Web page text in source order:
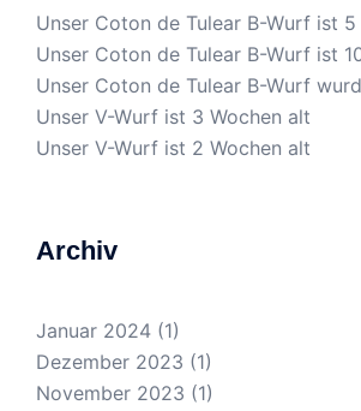
Unser Coton de Tulear B-Wurf ist 5
Unser Coton de Tulear B-Wurf ist
Unser Coton de Tulear B-Wurf
Unser V-Wurf ist 3 Wochen alt
Unser V-Wurf ist 2 Wochen alt
Archiv
Januar 2024 (1)
Dezember 2023 (1)
November 2023 (1)